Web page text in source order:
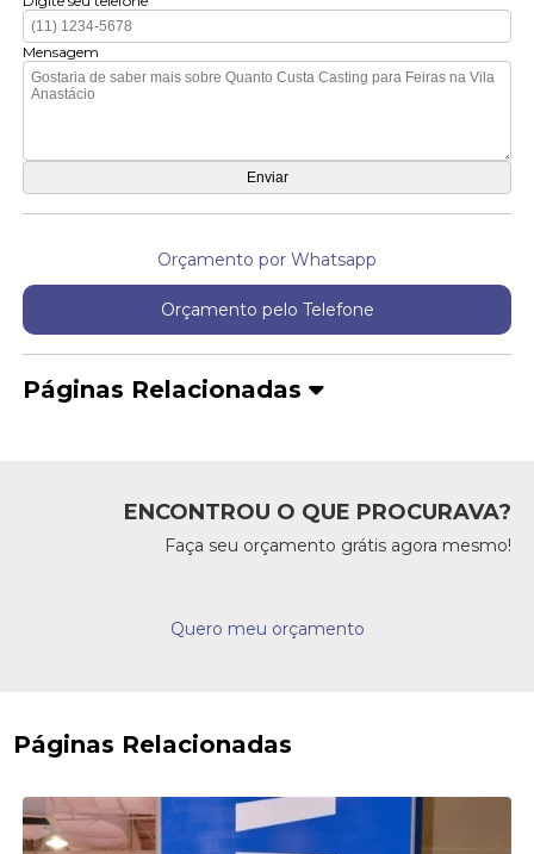
Mensagem
Orçamento por Whatsapp
Orçamento pelo Telefone
Páginas Relacionadas
ENCONTROU O QUE PROCURAVA?
Faça seu orçamento grátis agora mesmo!
Quero meu orçamento
Páginas Relacionadas